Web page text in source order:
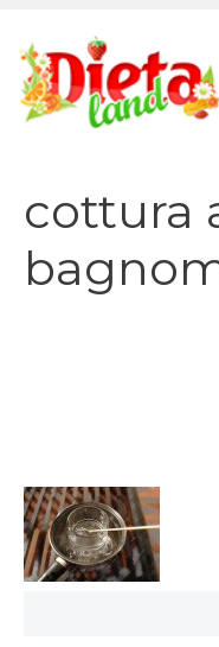
contenuto
cottura